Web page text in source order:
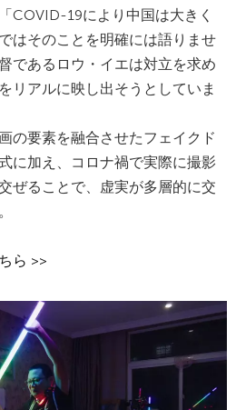
COVID-19により中国は大きく
はそのことを明確には語りませ
であるロウ・イエは対立を求め
リアルに映し出そうとしていま
の要素を融合させたフェイクド
に加え、コロナ禍で実際に撮影
ぜることで、虚実が多層的に交
ら >>